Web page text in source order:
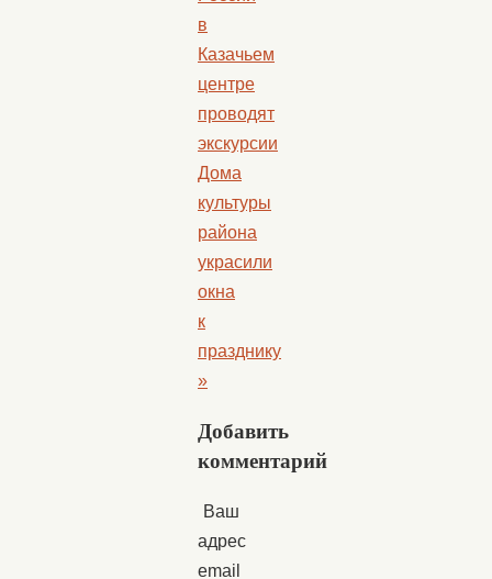
в
Казачьем
центре
проводят
экскурсии
Дома
культуры
района
украсили
окна
к
празднику
»
Добавить
комментарий
Ваш
адрес
email